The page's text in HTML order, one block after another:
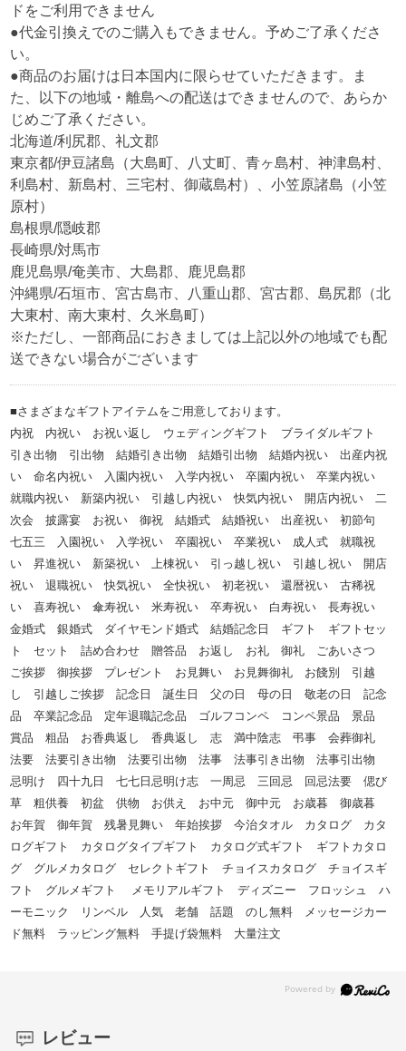
ドをご利用できません
●代金引換えでのご購入もできません。予めご了承くださ
い。
●商品のお届けは日本国内に限らせていただきます。ま
た、以下の地域・離島への配送はできませんので、あらか
じめご了承ください。
北海道/利尻郡、礼文郡
東京都/伊豆諸島（大島町、八丈町、青ヶ島村、神津島村、
利島村、新島村、三宅村、御蔵島村）、小笠原諸島（小笠
原村）
島根県/隠岐郡
長崎県/対馬市
鹿児島県/奄美市、大島郡、鹿児島郡
沖縄県/石垣市、宮古島市、八重山郡、宮古郡、島尻郡（北
大東村、南大東村、久米島町）
※ただし、一部商品におきましては上記以外の地域でも配
送できない場合がございます
■さまざまなギフトアイテムをご用意しております。
内祝 内祝い お祝い返し ウェディングギフト ブライダルギフト
引き出物 引出物 結婚引き出物 結婚引出物 結婚内祝い 出産内祝
い 命名内祝い 入園内祝い 入学内祝い 卒園内祝い 卒業内祝い
就職内祝い 新築内祝い 引越し内祝い 快気内祝い 開店内祝い 二
次会 披露宴 お祝い 御祝 結婚式 結婚祝い 出産祝い 初節句
七五三 入園祝い 入学祝い 卒園祝い 卒業祝い 成人式 就職祝
い 昇進祝い 新築祝い 上棟祝い 引っ越し祝い 引越し祝い 開店
祝い 退職祝い 快気祝い 全快祝い 初老祝い 還暦祝い 古稀祝
い 喜寿祝い 傘寿祝い 米寿祝い 卒寿祝い 白寿祝い 長寿祝い
金婚式 銀婚式 ダイヤモンド婚式 結婚記念日 ギフト ギフトセッ
ト セット 詰め合わせ 贈答品 お返し お礼 御礼 ごあいさつ
ご挨拶 御挨拶 プレゼント お見舞い お見舞御礼 お餞別 引越
し 引越しご挨拶 記念日 誕生日 父の日 母の日 敬老の日 記念
品 卒業記念品 定年退職記念品 ゴルフコンペ コンペ景品 景品
賞品 粗品 お香典返し 香典返し 志 満中陰志 弔事 会葬御礼
法要 法要引き出物 法要引出物 法事 法事引き出物 法事引出物
忌明け 四十九日 七七日忌明け志 一周忌 三回忌 回忌法要 偲び
草 粗供養 初盆 供物 お供え お中元 御中元 お歳暮 御歳暮
お年賀 御年賀 残暑見舞い 年始挨拶 今治タオル カタログ カタ
ログギフト カタログタイプギフト カタログ式ギフト ギフトカタロ
グ グルメカタログ セレクトギフト チョイスカタログ チョイスギ
フト グルメギフト メモリアルギフト ディズニー フロッシュ ハ
ーモニック リンベル 人気 老舗 話題 のし無料 メッセージカー
ド無料 ラッピング無料 手提げ袋無料 大量注文
レビュー